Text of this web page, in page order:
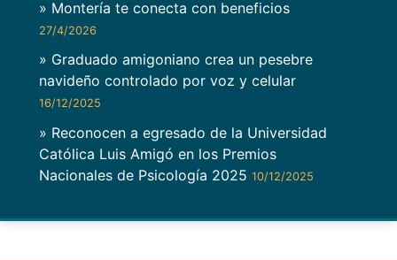
» Montería te conecta con beneficios
27/4/2026
» Graduado amigoniano crea un pesebre
navideño controlado por voz y celular
16/12/2025
» Reconocen a egresado de la Universidad
Católica Luis Amigó en los Premios
Nacionales de Psicología 2025 10/12/2025